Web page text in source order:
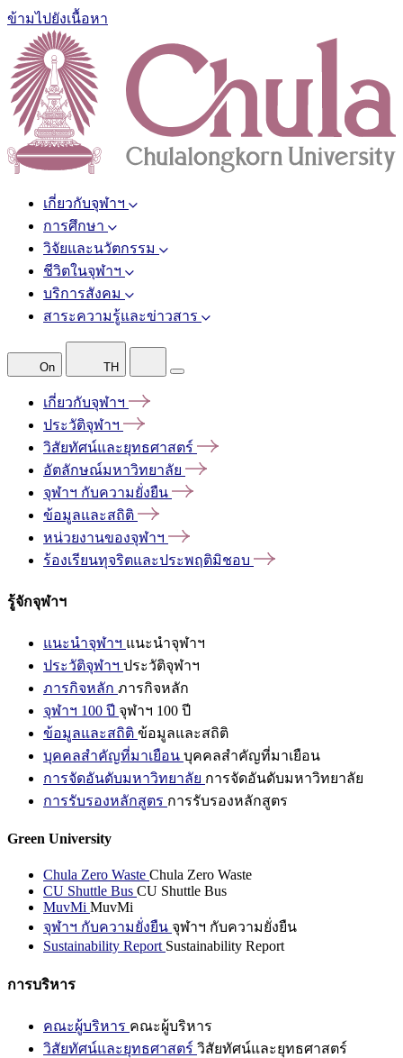
ข้ามไปยังเนื้อหา
เกี่ยวกับจุฬาฯ
การศึกษา
วิจัยและนวัตกรรม
ชีวิตในจุฬาฯ
บริการสังคม
สาระความรู้และข่าวสาร
On TH
เกี่ยวกับจุฬาฯ
ประวัติจุฬาฯ
วิสัยทัศน์และยุทธศาสตร์
อัตลักษณ์มหาวิทยาลัย
จุฬาฯ กับความยั่งยืน
ข้อมูลและสถิติ
หน่วยงานของจุฬาฯ
ร้องเรียนทุจริตและประพฤติมิชอบ
รู้จักจุฬาฯ
แนะนำจุฬาฯ แนะนำจุฬาฯ
ประวัติจุฬาฯ ประวัติจุฬาฯ
ภารกิจหลัก ภารกิจหลัก
จุฬาฯ 100 ปี จุฬาฯ 100 ปี
ข้อมูลและสถิติ ข้อมูลและสถิติ
บุคคลสำคัญที่มาเยือน บุคคลสำคัญที่มาเยือน
การจัดอันดับมหาวิทยาลัย การจัดอันดับมหาวิทยาลัย
การรับรองหลักสูตร การรับรองหลักสูตร
Green University
Chula Zero Waste Chula Zero Waste
CU Shuttle Bus CU Shuttle Bus
MuvMi MuvMi
จุฬาฯ กับความยั่งยืน จุฬาฯ กับความยั่งยืน
Sustainability Report Sustainability Report
การบริหาร
คณะผู้บริหาร คณะผู้บริหาร
วิสัยทัศน์และยุทธศาสตร์ วิสัยทัศน์และยุทธศาสตร์